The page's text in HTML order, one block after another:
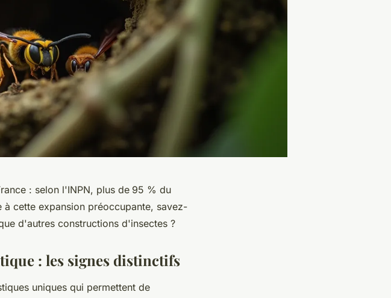
: selon l'INPN, plus de 95 % du
cette expansion préoccupante, savez-
d'autres constructions d'insectes ?
: les signes distinctifs
uniques qui permettent de